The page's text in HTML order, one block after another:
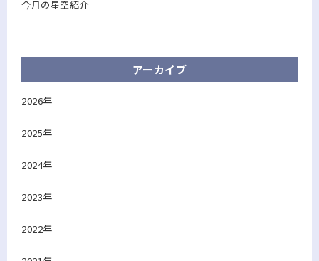
今月の星空紹介
アーカイブ
2026年
2025年
2024年
2023年
2022年